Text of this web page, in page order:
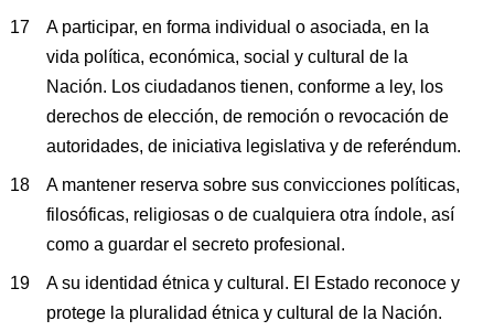
A participar, en forma individual o asociada, en la
vida política, económica, social y cultural de la
Nación. Los ciudadanos tienen, conforme a ley, los
derechos de elección, de remoción o revocación de
autoridades, de iniciativa legislativa y de referéndum.
A mantener reserva sobre sus convicciones políticas,
filosóficas, religiosas o de cualquiera otra índole, así
como a guardar el secreto profesional.
A su identidad étnica y cultural. El Estado reconoce y
protege la pluralidad étnica y cultural de la Nación.